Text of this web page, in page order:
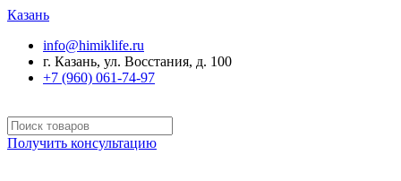
Казань
info@himiklife.ru
г. Казань, ул. Восстания, д. 100
+7 (960) 061-74-97
Получить консультацию